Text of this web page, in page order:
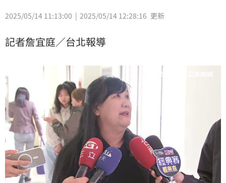
2025/05/14 11:13:00 2025/05/14 12:28:16 更新
記者詹宜庭／台北報導